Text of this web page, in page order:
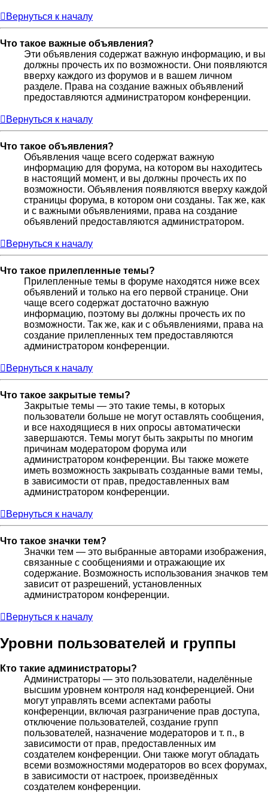
Вернуться к началу
Что такое важные объявления?
Эти объявления содержат важную информацию, и вы
должны прочесть их по возможности. Они появляются
вверху каждого из форумов и в вашем личном
разделе. Права на создание важных объявлений
предоставляются администратором конференции.
Вернуться к началу
Что такое объявления?
Объявления чаще всего содержат важную
информацию для форума, на котором вы находитесь
в настоящий момент, и вы должны прочесть их по
возможности. Объявления появляются вверху каждой
страницы форума, в котором они созданы. Так же, как
и с важными объявлениями, права на создание
объявлений предоставляются администратором.
Вернуться к началу
Что такое прилепленные темы?
Прилепленные темы в форуме находятся ниже всех
объявлений и только на его первой странице. Они
чаще всего содержат достаточно важную
информацию, поэтому вы должны прочесть их по
возможности. Так же, как и с объявлениями, права на
создание прилепленных тем предоставляются
администратором конференции.
Вернуться к началу
Что такое закрытые темы?
Закрытые темы — это такие темы, в которых
пользователи больше не могут оставлять сообщения,
и все находящиеся в них опросы автоматически
завершаются. Темы могут быть закрыты по многим
причинам модератором форума или
администратором конференции. Вы также можете
иметь возможность закрывать созданные вами темы,
в зависимости от прав, предоставленных вам
администратором конференции.
Вернуться к началу
Что такое значки тем?
Значки тем — это выбранные авторами изображения,
связанные с сообщениями и отражающие их
содержание. Возможность использования значков тем
зависит от разрешений, установленных
администратором конференции.
Вернуться к началу
Уровни пользователей и группы
Кто такие администраторы?
Администраторы — это пользователи, наделённые
высшим уровнем контроля над конференцией. Они
могут управлять всеми аспектами работы
конференции, включая разграничение прав доступа,
отключение пользователей, создание групп
пользователей, назначение модераторов и т. п., в
зависимости от прав, предоставленных им
создателем конференции. Они также могут обладать
всеми возможностями модераторов во всех форумах,
в зависимости от настроек, произведённых
создателем конференции.